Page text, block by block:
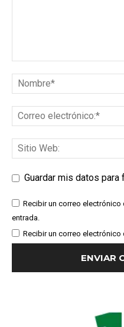
Guardar mis datos
Recibir un correo
entrada.
Recibir un correo electrónico